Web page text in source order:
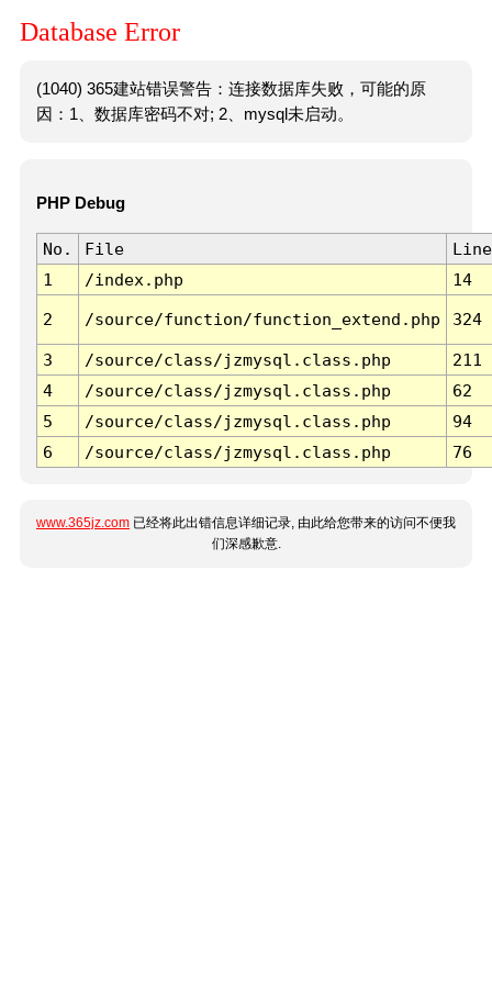
Database Error
(1040) 365建站错误警告：连接数据库失败，可能的原
因：1、数据库密码不对; 2、mysql未启动。
PHP Debug
No. File
Line
1
/index.php 14
2 /source/function/function_extend.php 324
3 /source/class/jzmysql.class.php
211
4
/source/class/jzmysql.class.php
62
5
/source/class/jzmysql.class.php
94
6
/source/class/jzmysql.class.php 76
www.365jz.com 已经将此出错信息详细记录, 由此给您带来的访问不便我
们深感歉意.